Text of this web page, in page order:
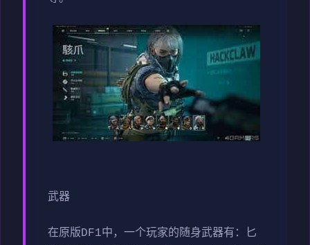
武器
在原版DF1中，一个玩家的随身武器有：匕